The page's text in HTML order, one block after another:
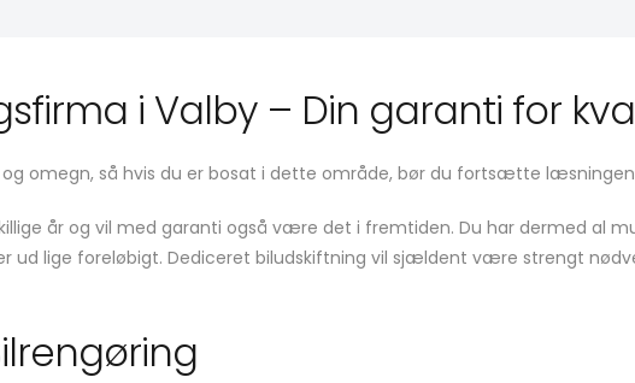
i Valby – Din garanti for
omegn, så hvis du er bosat i dette område, bør du fortsætte
år og vil med garanti også være det i fremtiden. Du har dermed al
ud lige foreløbigt. Dediceret biludskiftning vil sjældent være strengt